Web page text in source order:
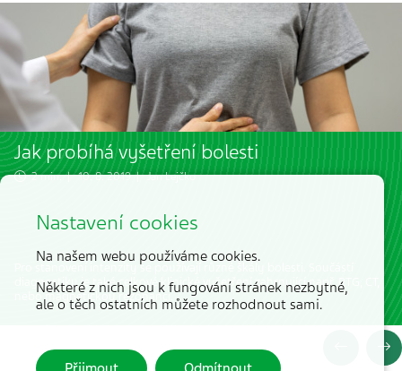
Jak probíhá vyšetření bolesti
2 min. | 10. 8. 2019 |Jan Lejčko
Pro stanovení intenzity se používají různé škály bolesti. Součástí
diagnostiky je také celkové klinické vyšetření zahrnující např. RTG, CT,
nebo magnetickou rezonanci.
Nastavení cookies
Na našem webu používáme cookies.
Některé z nich jsou k fungování stránek nezbytné,
ale o těch ostatních můžete rozhodnout sami.